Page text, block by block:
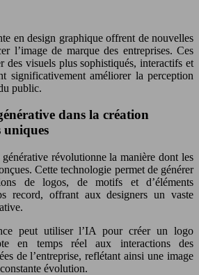
en design graphique offrent de nouvelles
l’image de marque des entreprises. Ces
des visuels plus sophistiqués, interactifs et
significativement améliorer la perception
public.
dans la création
uniques
révolutionne la manière dont les
Cette technologie permet de générer
de logos, de motifs et d’éléments
record, offrant aux designers un vaste
peut utiliser l’IA pour créer un logo
en temps réel aux interactions des
de l’entreprise, reflétant ainsi une image
évolution.